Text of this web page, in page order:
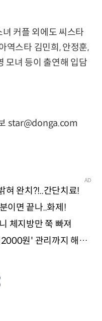
커플 외에도 씨스타
역스타 김민희, 안정훈,
모녀 등이 출연해 입담
star@donga.com